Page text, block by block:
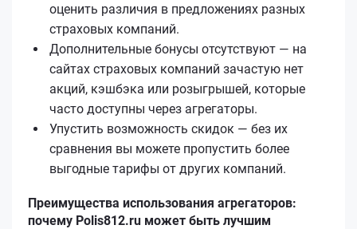
оценить различия в предложениях разных
страховых компаний.
Дополнительные бонусы отсутствуют — на
сайтах страховых компаний зачастую нет
акций, кэшбэка или розыгрышей, которые
часто доступны через агрегаторы.
Упустить возможность скидок — без их
сравнения вы можете пропустить более
выгодные тарифы от других компаний.
Преимущества использования агрегаторов:
почему Polis812.ru может быть лучшим